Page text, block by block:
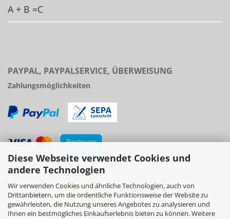
Diese Webseite verwendet Cookies und
andere Technologien
Wir verwenden Cookies und ähnliche Technologien, auch von
Drittanbietern, um die ordentliche Funktionsweise der Website zu
gewährleisten, die Nutzung unseres Angebotes zu analysieren und
Ihnen ein bestmögliches Einkaufserlebnis bieten zu können. Weitere
A + B =C
PAYPAL, PAYPALSERVICE, ÜBERWEISUNG
Zahlungsmöglichkeiten
Versand